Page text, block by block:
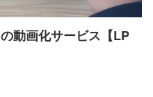
動画化サービス【LP